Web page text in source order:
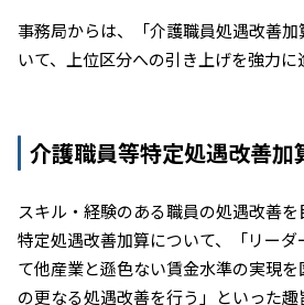
事務局からは、「介護職員処遇改善
いて、上位区分への引き上げを強力に
介護職員等特定処遇改善加
スキル・経験のある職員の処遇改善
特定処遇改善加算について、「リー
て他産業と遜色ない賃金水準の実現
の更なる処遇改善を行う」といった